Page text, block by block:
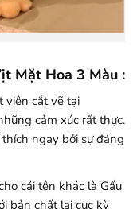
Mặt Hoa 3 Màu :
viên cắt vẽ tại
cảm xúc rất thực.
ngay bởi sự đáng
cái tên khác là Gấu
bản chất lại cực kỳ